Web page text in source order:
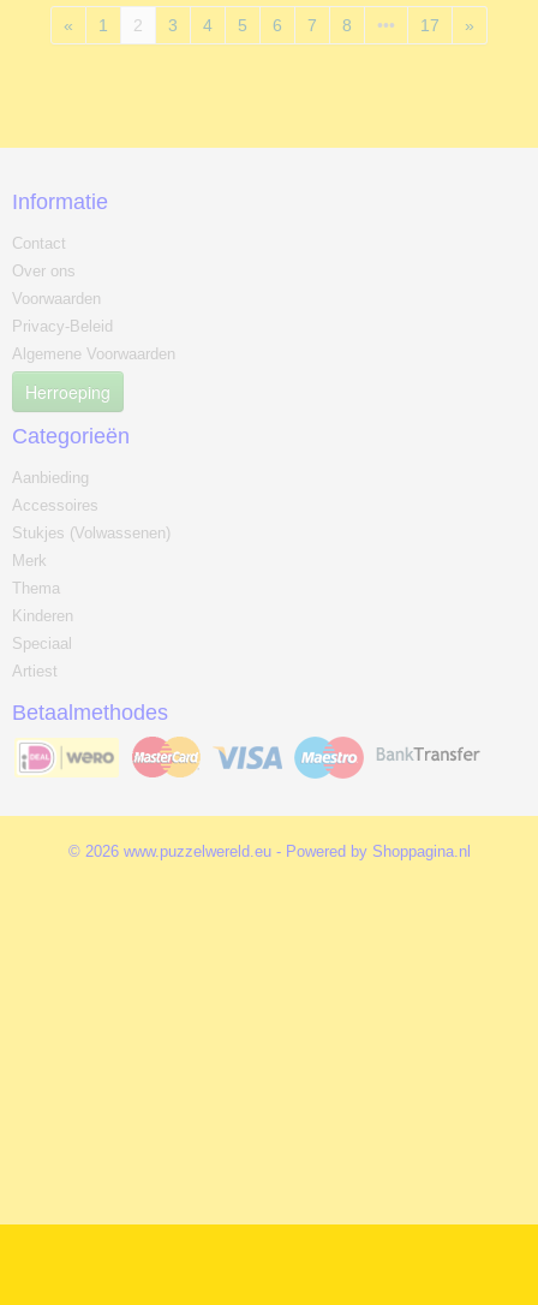
« 1 2 3 4 5 6 7 8 ••• 17 »
Informatie
Contact
Over ons
Voorwaarden
Privacy-Beleid
Algemene Voorwaarden
Herroeping
Categorieën
Aanbieding
Accessoires
Stukjes (Volwassenen)
Merk
Thema
Kinderen
Speciaal
Artiest
Betaalmethodes
© 2026 www.puzzelwereld.eu - Powered by Shoppagina.nl